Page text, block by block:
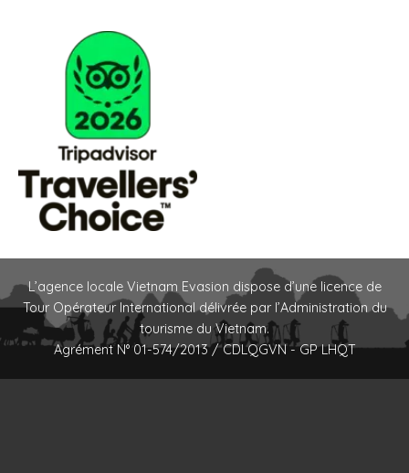
L’agence locale Vietnam Evasion dispose d’une licence de
Tour Opérateur International délivrée par l’Administration du
tourisme du Vietnam.
Agrément N° 01-574/2013 / CDLQGVN - GP LHQT